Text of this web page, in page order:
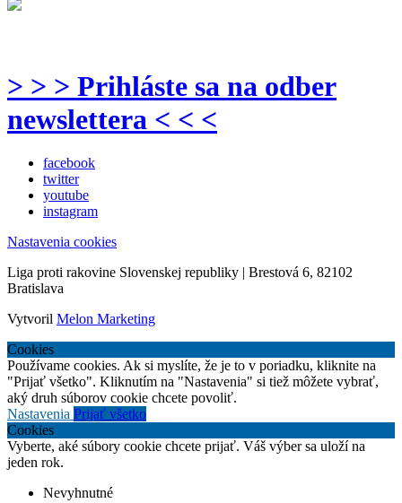
> > > Prihláste sa na odber
newslettera < < <
facebook
twitter
youtube
instagram
Nastavenia cookies
Liga proti rakovine Slovenskej republiky | Brestová 6, 82102
Bratislava
Vytvoril Melon Marketing
Cookies
Používame cookies. Ak si myslíte, že je to v poriadku, kliknite na
"Prijať všetko". Kliknutím na "Nastavenia" si tiež môžete vybrať,
aký druh súborov cookie chcete povoliť.
Nastavenia Prijať všetko
Cookies
Vyberte, aké súbory cookie chcete prijať. Váš výber sa uloží na
jeden rok.
Nevyhnutné